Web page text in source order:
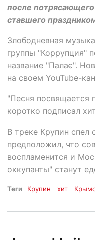
после
ставшего
Злободневная
группы "Коррупция"
название "Палає".
на своем YouTube-
"Песня посвящается
коротко подписал
В треке Крупин спел
предположил, что
воспламенится и
оккупанты" станут
Теги Крупин хит